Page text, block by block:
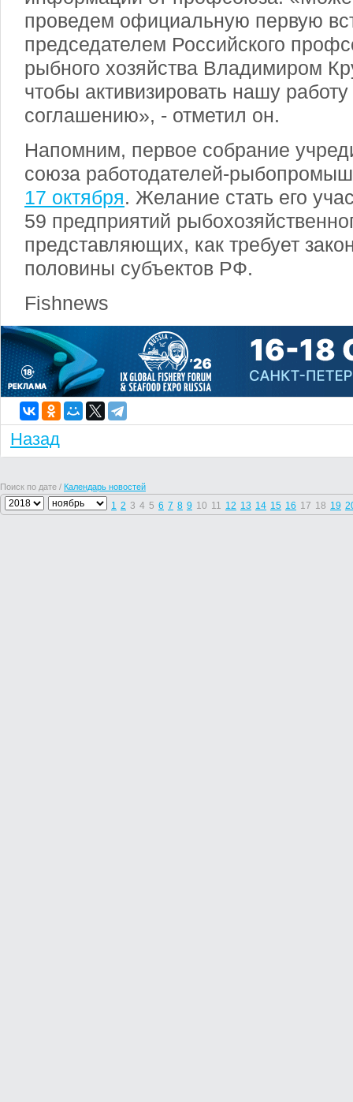
проведем официальную первую
председателем Российского
рыбного хозяйства Владимиром
чтобы активизировать нашу
соглашению», - отметил он.
Напомним, первое собрание
союза работодателей-
17 октября. Желание стать его
59 предприятий
представляющих, как требует
половины субъектов РФ.
Fishnews
Назад
Поиск по дате / Календарь новостей
1 2 3 4 5 6 7 8 9 10 11 12 13 14 15 16 17 18 19